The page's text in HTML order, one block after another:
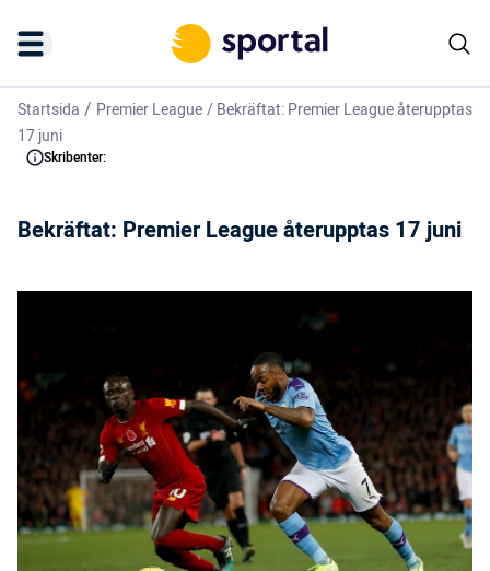
Startsida / Premier League/Bekräftat: Premier League återupptas
17 juni
Skribenter:
Bekräftat: Premier League återupptas 17 juni